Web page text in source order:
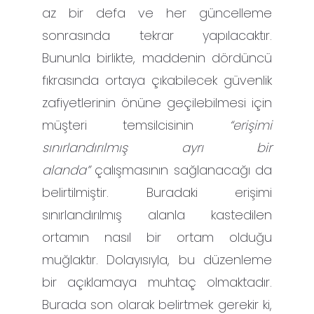
az bir defa ve her güncelleme
sonrasında tekrar yapılacaktır.
Bununla birlikte, maddenin dördüncü
fıkrasında ortaya çıkabilecek güvenlik
zafiyetlerinin önüne geçilebilmesi için
müşteri temsilcisinin
“erişimi
sınırlandırılmış ayrı bir
alanda” çalışmasının sağlanacağı da
belirtilmiştir. Buradaki erişimi
sınırlandırılmış alanla kastedilen
ortamın nasıl bir ortam olduğu
muğlaktır. Dolayısıyla, bu düzenleme
bir açıklamaya muhtaç olmaktadır.
Burada son olarak belirtmek gerekir ki,